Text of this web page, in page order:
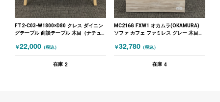
FT2-C03-W1800×D80 クレス ダイニン
グテーブル 商談テーブル 木目（ナチュ
￥22,000 （税込）
在庫 2
MC216G FXW1 オカムラ(OKAMURA)
ソファ カフェ ファミレス グレー 木目
￥32,780 （税込）
在庫 4